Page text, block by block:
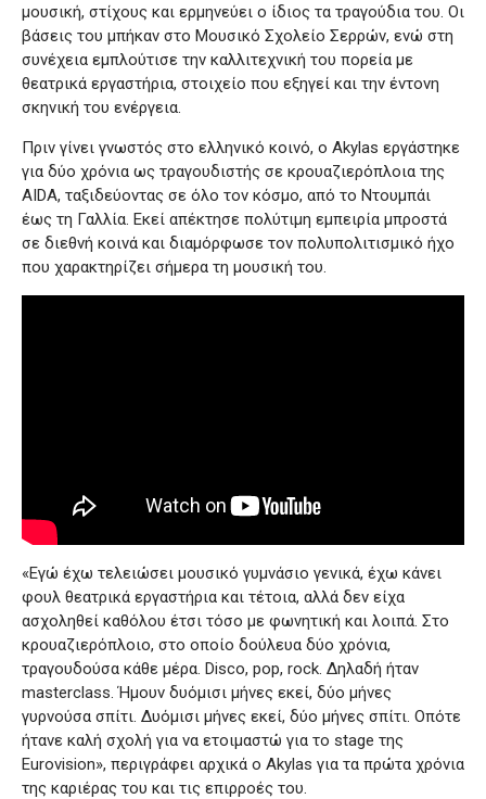
μουσική, στίχους και ερμηνεύει ο ίδιος τα τραγούδια του. Οι
βάσεις του μπήκαν στο Μουσικό Σχολείο Σερρών, ενώ στη
συνέχεια εμπλούτισε την καλλιτεχνική του πορεία με
θεατρικά εργαστήρια, στοιχείο που εξηγεί και την έντονη
σκηνική του ενέργεια.
Πριν γίνει γνωστός στο ελληνικό κοινό, ο Akylas εργάστηκε
για δύο χρόνια ως τραγουδιστής σε κρουαζιερόπλοια της
AIDA, ταξιδεύοντας σε όλο τον κόσμο, από το Ντουμπάι
έως τη Γαλλία. Εκεί απέκτησε πολύτιμη εμπειρία μπροστά
σε διεθνή κοινά και διαμόρφωσε τον πολυπολιτισμικό ήχο
που χαρακτηρίζει σήμερα τη μουσική του.
«Εγώ έχω τελειώσει μουσικό γυμνάσιο γενικά, έχω κάνει
φουλ θεατρικά εργαστήρια και τέτοια, αλλά δεν είχα
ασχοληθεί καθόλου έτσι τόσο με φωνητική και λοιπά. Στο
κρουαζιερόπλοιο, στο οποίο δούλευα δύο χρόνια,
τραγουδούσα κάθε μέρα. Disco, pop, rock. Δηλαδή ήταν
masterclass. Ήμουν δυόμισι μήνες εκεί, δύο μήνες
γυρνούσα σπίτι. Δυόμισι μήνες εκεί, δύο μήνες σπίτι. Οπότε
ήτανε καλή σχολή για να ετοιμαστώ για το stage της
Eurovision», περιγράφει αρχικά ο Akylas για τα πρώτα χρόνια
της καριέρας του και τις επιρροές του.